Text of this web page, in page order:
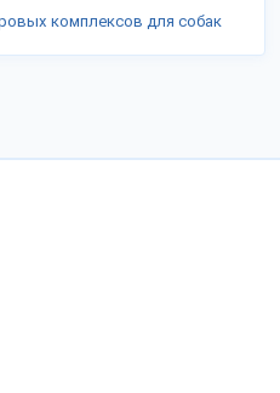
комплексов для собак